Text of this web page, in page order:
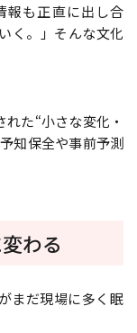
報も正直に出し合
く。」そんな文化
た“小さな変化・
知保全や事前予測
わる
まだ現場に多く眠